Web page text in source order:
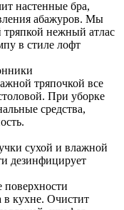
настенные бра,
абажуров. Мы
тряпкой нежный атлас
в стиле лофт
тряпочкой все
При уборке
средства,
сухой и влажной
дезинфицирует
поверхности
в кухне. Очистит